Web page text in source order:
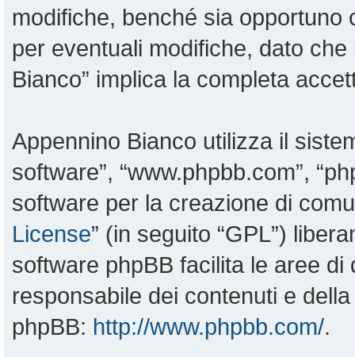
modifiche, benché sia
per eventuali modifiche, dato che
Bianco” implica la completa
Appennino Bianco utilizza il
software”, “www.phpbb.com”,
software per la creazione di
License” (in seguito “GPL”)
software phpBB facilita le aree
responsabile dei contenuti e
phpBB: http://www.phpbb.com/.